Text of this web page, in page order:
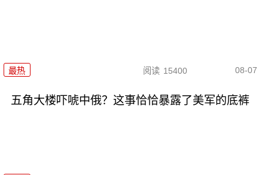
最热 阅读 15400 08-07
五角大楼吓唬中俄？这事恰恰暴露了美军的底裤